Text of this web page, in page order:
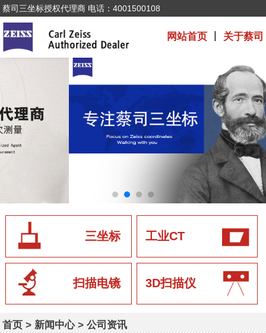
蔡司三坐标授权代理商 电话：4001500108
网站首页丨 关于蔡司
三坐标 工业CT
扫描电镜 3D扫描仪
首页 > 新闻中心>公司资讯